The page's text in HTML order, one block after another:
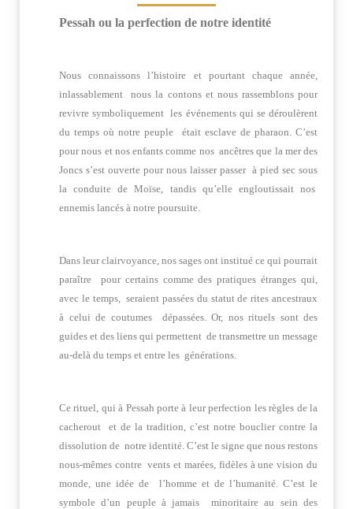
Pessah ou la perfection de notre identité
Nous connaissons l’histoire et pourtant chaque année,
inlassablement nous la contons et nous rassemblons pour
revivre symboliquement les événements qui se déroulèrent
du temps où notre peuple était esclave de pharaon. C’est
pour nous et nos enfants comme nos ancêtres que la mer des
Joncs s’est ouverte pour nous laisser passer à pied sec sous
la conduite de Moïse, tandis qu’elle engloutissait nos
ennemis lancés à notre poursuite.
Dans leur clairvoyance, nos sages ont institué ce qui pourrait
paraître pour certains comme des pratiques étranges qui,
avec le temps, seraient passées du statut de rites ancestraux
à celui de coutumes dépassées. Or, nos rituels sont des
guides et des liens qui permettent de transmettre un message
au-delà du temps et entre les générations.
Ce rituel, qui à Pessah porte à leur perfection les règles de la
cacherout et de la tradition, c’est notre bouclier contre la
dissolution de notre identité. C’est le signe que nous restons
nous-mêmes contre vents et marées, fidèles à une vision du
monde, une idée de l’homme et de l’humanité. C’est le
symbole d’un peuple à jamais minoritaire au sein des